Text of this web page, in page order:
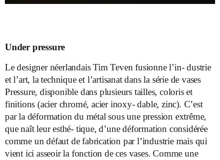
Under pressure
Le designer néerlandais Tim Teven fusionne l’in- dustrie
et l’art, la technique et l’artisanat dans la série de vases
Pressure, disponible dans plusieurs tailles, coloris et
finitions (acier chromé, acier inoxy- dable, zinc). C’est
par la déformation du métal sous une pression extrême,
que naît leur esthé- tique, d’une déformation considérée
comme un défaut de fabrication par l’industrie mais qui
vient ici asseoir la fonction de ces vases. Comme une